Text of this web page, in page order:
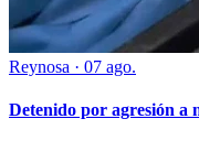
Reynosa · 07 ago.
Detenido por agresión a